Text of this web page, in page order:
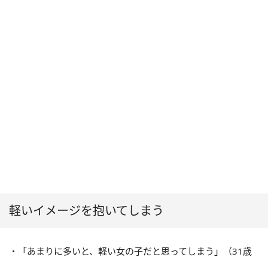
軽いイメージを抱いてしまう
・「あまりに多いと、軽い女の子だと思ってしまう」（31歳